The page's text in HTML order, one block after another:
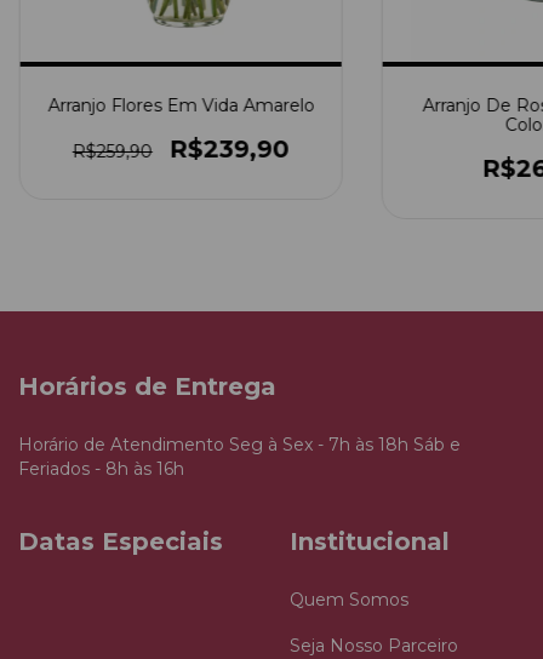
Arranjo Flores Em Vida Amarelo
R$259,90 R$239,90
Arranjo De
Horários de Entrega
Horário de Atendimento Seg à Sex - 7h às 18h Sáb e
Feriados - 8h às 16h
Datas Especiais Institucional
Quem Somos
Seja Nosso Parceiro